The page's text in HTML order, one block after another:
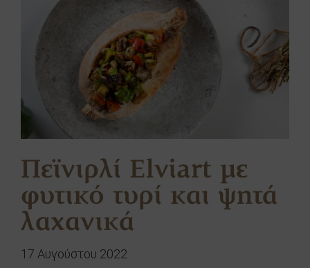
Πεϊνιρλί Elviart με
φυτικό τυρί και ψητά
λαχανικά
17 Αυγούστου 2022